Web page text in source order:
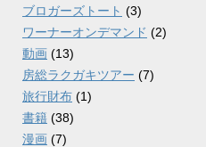
ブロガーズトート (3)
ワーナーオンデマンド (2)
動画 (13)
房総ラクガキツアー (7)
旅行財布 (1)
書籍 (38)
漫画 (7)